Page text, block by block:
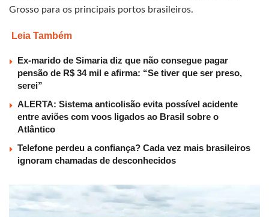
Grosso para os principais portos brasileiros.
Leia Também
Ex-marido de Simaria diz que não consegue pagar
pensão de R$ 34 mil e afirma: “Se tiver que ser preso,
serei”
ALERTA: Sistema anticolisão evita possível acidente
entre aviões com voos ligados ao Brasil sobre o
Atlântico
Telefone perdeu a confiança? Cada vez mais brasileiros
ignoram chamadas de desconhecidos